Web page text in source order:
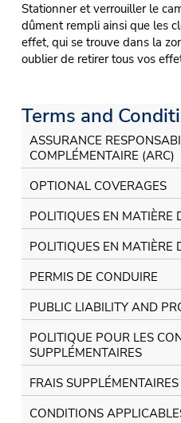
Stationner et verrouiller le
dûment rempli ainsi que les
effet, qui se trouve dans la
oublier de retirer tous vos
Terms and
ASSURANCE
COMPLÉMENTAIRE (ARC)
OPTIONAL COVERAGES
POLITIQUES EN MATIÈRE
POLITIQUES EN MATIÈRE
PERMIS DE CONDUIRE
PUBLIC LIABILITY AND
POLITIQUE POUR LES
SUPPLÉMENTAIRES
FRAIS SUPPLÉMENTAIRES
CONDITIONS